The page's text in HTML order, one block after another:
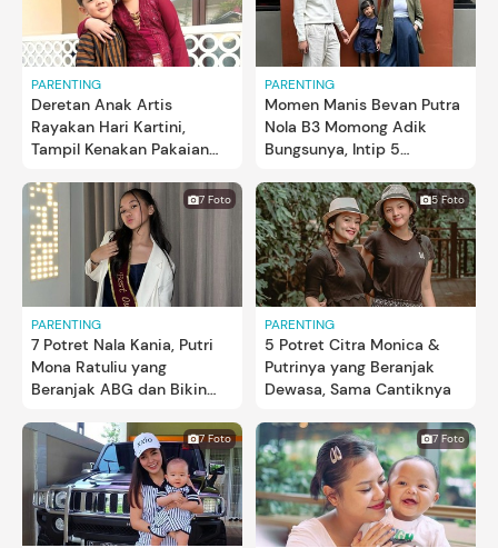
PARENTING
Deretan Anak Artis
Rayakan Hari Kartini,
Tampil Kenakan Pakaian
PARENTING
Momen Manis Bevan Putra
Nola B3 Momong Adik
Bungsunya, Intip 5
7 Foto
PARENTING
7 Potret Nala Kania, Putri
Mona Ratuliu yang
Beranjak ABG dan Bikin
5 Foto
PARENTING
5 Potret Citra Monica &
Putrinya yang Beranjak
Dewasa, Sama Cantiknya
7 Foto 7 Foto